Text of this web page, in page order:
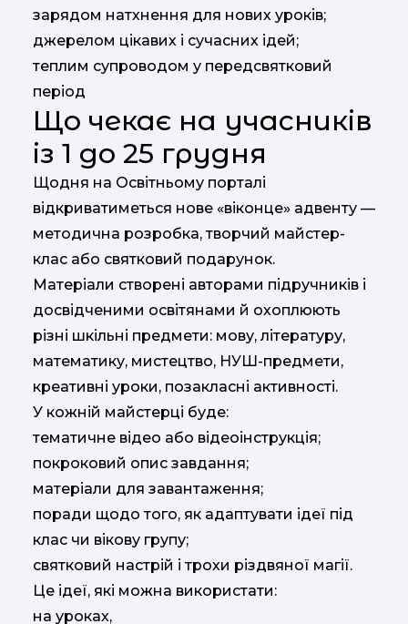
зарядом натхнення для нових уроків;
джерелом цікавих і сучасних ідей;
теплим супроводом у передсвятковий
період
Що чекає на учасників
із 1 до 25 грудня
Щодня на Освітньому порталі
відкриватиметься нове «віконце» адвенту —
методична розробка, творчий майстер-
клас або святковий подарунок.
Матеріали створені авторами підручників і
досвідченими освітянами й охоплюють
різні шкільні предмети: мову, літературу,
математику, мистецтво, НУШ-предмети,
креативні уроки, позакласні активності.
У кожній майстерці буде:
тематичне відео або відеоінструкція;
покроковий опис завдання;
матеріали для завантаження;
поради щодо того, як адаптувати ідеї під
клас чи вікову групу;
святковий настрій і трохи різдвяної магії.
Це ідеї, які можна використати:
на уроках,